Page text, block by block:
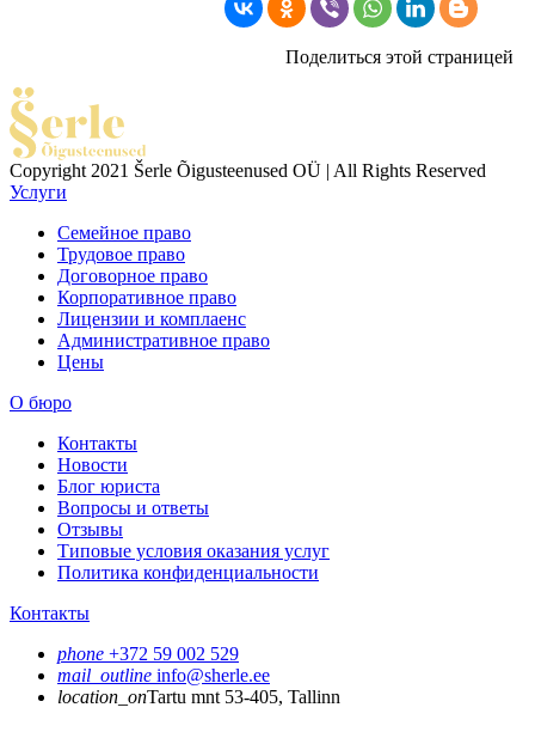
Поделиться этой страницей
Copyright 2021 Šerle Õigusteenused OÜ | All Rights Reserved
Услуги
Семейное право
Трудовое право
Договорное право
Корпоративное право
Лицензии и комплаенс
Административное право
Цены
О бюро
Контакты
Новости
Блог юриста
Вопросы и ответы
Отзывы
Типовые условия оказания услуг
Политика конфиденциальности
Контакты
phone +372 59 002 529
mail_outline info@sherle.ee
location_onTartu mnt 53-405, Tallinn